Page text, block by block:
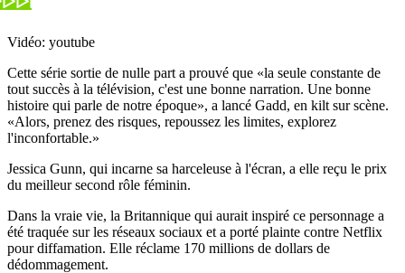
Vidéo: youtube
Cette série sortie de nulle part a prouvé que «la seule constante de
tout succès à la télévision, c'est une bonne narration. Une bonne
histoire qui parle de notre époque», a lancé Gadd, en kilt sur scène.
«Alors, prenez des risques, repoussez les limites, explorez
l'inconfortable.»
Jessica Gunn, qui incarne sa harceleuse à l'écran, a elle reçu le prix
du meilleur second rôle féminin.
Dans la vraie vie, la Britannique qui aurait inspiré ce personnage a
été traquée sur les réseaux sociaux et a porté plainte contre Netflix
pour diffamation. Elle réclame 170 millions de dollars de
dédommagement.